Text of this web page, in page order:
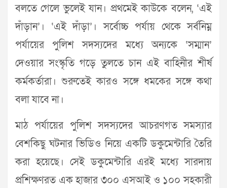
বলতে গেলে ভুলেই যান। প্রথমেই কাউকে বলেন, ‘এই
দাঁড়ান’। ‘এই দাঁড়া’। সর্বোচ্চ পর্যায় থেকে সর্বনিম্ন
পর্যায়ের পুলিশ সদস্যদের মধ্যে অন্যকে ‘সম্মান’
দেওয়ার সংস্কৃতি গড়ে তুলতে চান এই বাহিনীর শীর্ষ
কর্মকর্তারা। শুরুতেই কারও সঙ্গে ধমকের সঙ্গে কথা
বলা যাবে না।
মাঠ পর্যায়ের পুলিশ সদস্যদের আচরণগত সমস্যার
বেশকিছু ঘটনার ভিডিও নিয়ে একটি ডকুমেন্টারি তৈরি
করা হয়েছে। সেই ডকুমেন্টারি এরই মধ্যে সারদায়
প্রশিক্ষণরত এক হাজার ৩০০ এসআই ও ১০০ সহকারী